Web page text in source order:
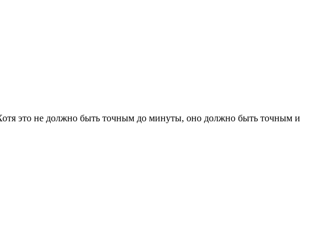
это не должно быть точным до минуты, оно должно быть точным и